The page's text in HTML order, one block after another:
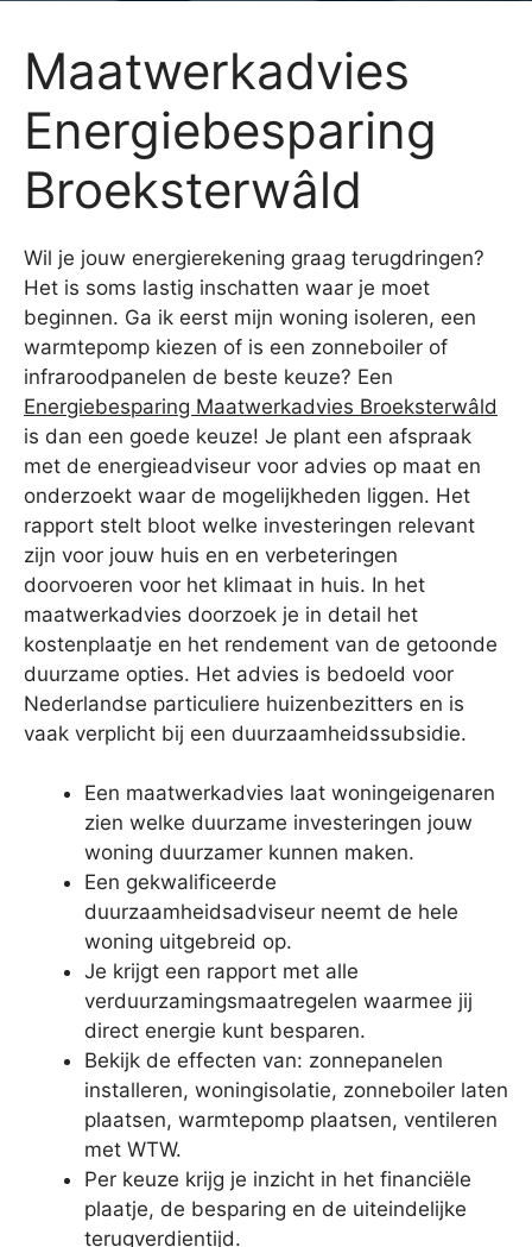
Maatwerkadvies
Energiebesparing
Broeksterwâld
Wil je jouw energierekening graag terugdringen?
Het is soms lastig inschatten waar je moet
beginnen. Ga ik eerst mijn woning isoleren, een
warmtepomp kiezen of is een zonneboiler of
infraroodpanelen de beste keuze? Een
Energiebesparing Maatwerkadvies Broeksterwâld
is dan een goede keuze! Je plant een afspraak
met de energieadviseur voor advies op maat en
onderzoekt waar de mogelijkheden liggen. Het
rapport stelt bloot welke investeringen relevant
zijn voor jouw huis en en verbeteringen
doorvoeren voor het klimaat in huis. In het
maatwerkadvies doorzoek je in detail het
kostenplaatje en het rendement van de getoonde
duurzame opties. Het advies is bedoeld voor
Nederlandse particuliere huizenbezitters en is
vaak verplicht bij een duurzaamheidssubsidie.
Een maatwerkadvies laat woningeigenaren
zien welke duurzame investeringen jouw
woning duurzamer kunnen maken.
Een gekwalificeerde
duurzaamheidsadviseur neemt de hele
woning uitgebreid op.
Je krijgt een rapport met alle
verduurzamingsmaatregelen waarmee jij
direct energie kunt besparen.
Bekijk de effecten van: zonnepanelen
installeren, woningisolatie, zonneboiler laten
plaatsen, warmtepomp plaatsen, ventileren
met WTW.
Per keuze krijg je inzicht in het financiële
plaatje, de besparing en de uiteindelijke
terugverdientijd.